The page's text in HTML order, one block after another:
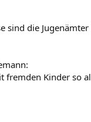
sind die
fremden Kinder so